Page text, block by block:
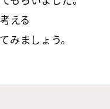
える
みましょう。